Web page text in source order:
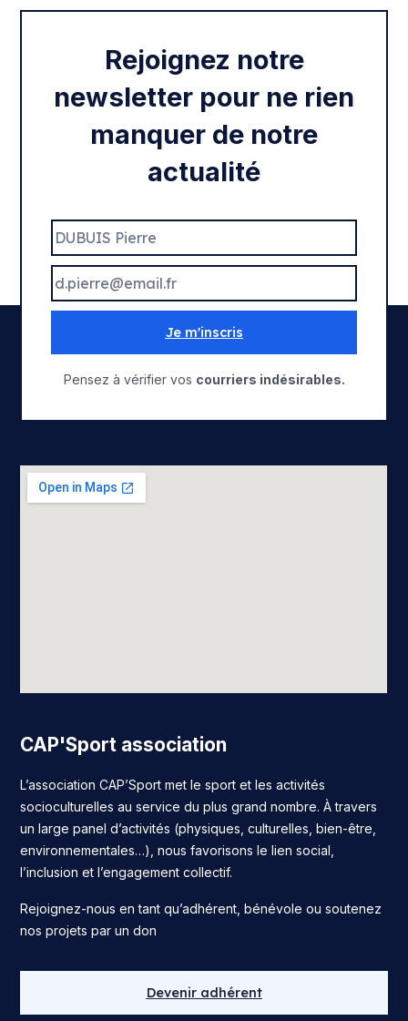
Rejoignez notre
newsletter pour ne rien
manquer de notre
actualité
Je m'inscris
Pensez à vérifier vos courriers indésirables.
CAP'Sport association
L’association CAP’Sport met le sport et les activités
socioculturelles au service du plus grand nombre. À travers
un large panel d’activités (physiques, culturelles, bien-être,
environnementales…), nous favorisons le lien social,
l’inclusion et l’engagement collectif.
Rejoignez-nous en tant qu’adhérent, bénévole ou soutenez
nos projets par un don
Devenir adhérent